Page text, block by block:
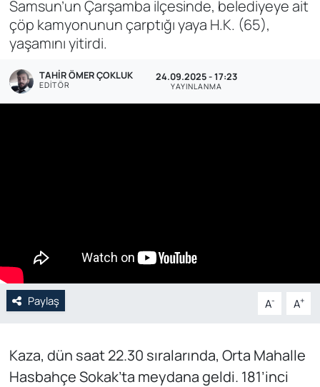
Samsun’un Çarşamba ilçesinde, belediyeye ait
çöp kamyonunun çarptığı yaya H.K. (65),
yaşamını yitirdi.
TAHIR ÖMER ÇOKLUK
EDITÖR
24.09.2025 - 17:23
YAYINLANMA
Paylaş A- A+
Kaza, dün saat 22.30 sıralarında, Orta Mahalle
Hasbahçe Sokak’ta meydana geldi. 181’inci
Bölge
Dünya
Ekonomi
Siyaset
Spor
Yerel
Haber Arşivi